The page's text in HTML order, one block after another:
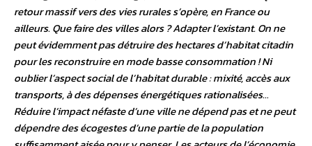
retour massif vers des vies rurales s’opère, en France ou
ailleurs. Que faire des villes alors ? Adapter l’existant. On ne
peut évidemment pas détruire des hectares d’habitat citadin
pour les reconstruire en mode basse consommation ! Ni
oublier l’aspect social de l’habitat durable : mixité, accès aux
transports, à des dépenses énergétiques rationalisées…
Réduire l’impact néfaste d’une ville ne dépend pas et ne peut
dépendre des écogestes d’une partie de la population